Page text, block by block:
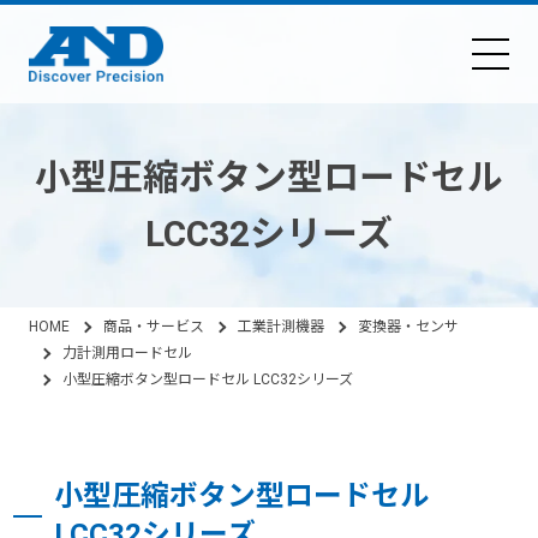
小型圧縮ボタン型ロードセル
LCC32シリーズ
HOME 商品・サービス 工業計測機器
変換器・センサ
力計測用ロードセル
小型圧縮ボタン型ロードセル LCC32シリーズ
小型圧縮ボタン型ロードセル